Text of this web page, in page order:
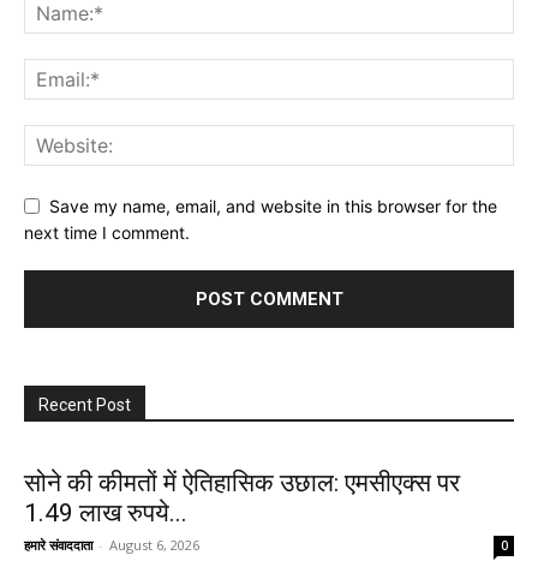
Save my name, email, and website in this browser for the
next time I comment.
Recent Post
सोने की कीमतों में ऐतिहासिक उछाल: एमसीएक्स पर
1.49 लाख रुपये...
हमारे संवाददाता - August 6, 2026 0